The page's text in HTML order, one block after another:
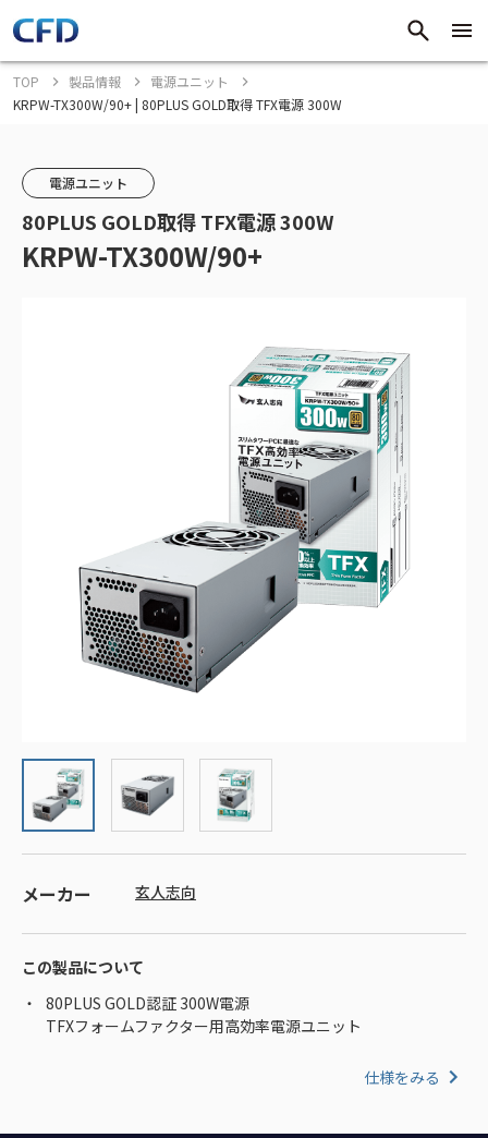
TOP 製品情報
電源ユニット
KRPW-TX300W/90+ | 80PLUS GOLD取得 TFX電源 300W
電源ユニット
80PLUS GOLD取得 TFX電源 300W
KRPW-TX300W/90+
メーカー 玄人志向
この製品について
80PLUS GOLD認証 300W電源
TFXフォームファクター用高効率電源ユニット
仕様をみる